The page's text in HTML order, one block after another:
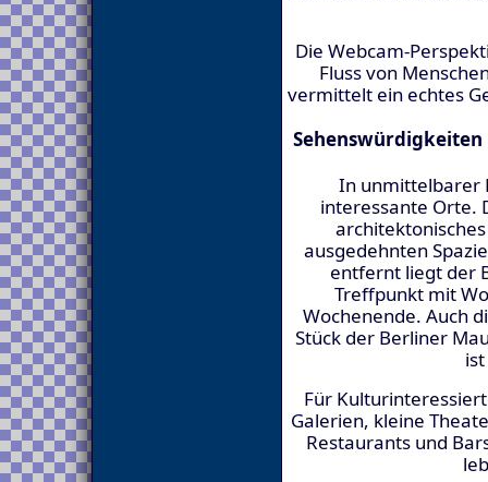
Die Webcam-
Fluss von
vermittelt ein echtes
In unmittelbarer
interessante Orte.
ausgedehnten
entfernt liegt der
Treffpunkt mit
Wochenende. Auch
Stück der Berliner
Für
Galerien, kleine
Restaurants und